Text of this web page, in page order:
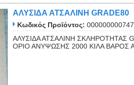
ΑΛΥΣΙΔΑ ΑΤΣΑΛΙΝΗ GRADE80
Κωδικός Προϊόντος: 000000000747
ΑΛΥΣΙΔΑ ΑΤΣΑΛΙΝΗ ΣΚΛΗΡΟΤΗΤΑΣ
ΟΡΙΟ ΑΝΥΨΩΣΗΣ 2000 ΚΙΛΑ ΒΑΡΟΣ